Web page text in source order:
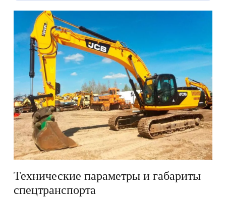
Технические параметры и габариты
спецтранспорта